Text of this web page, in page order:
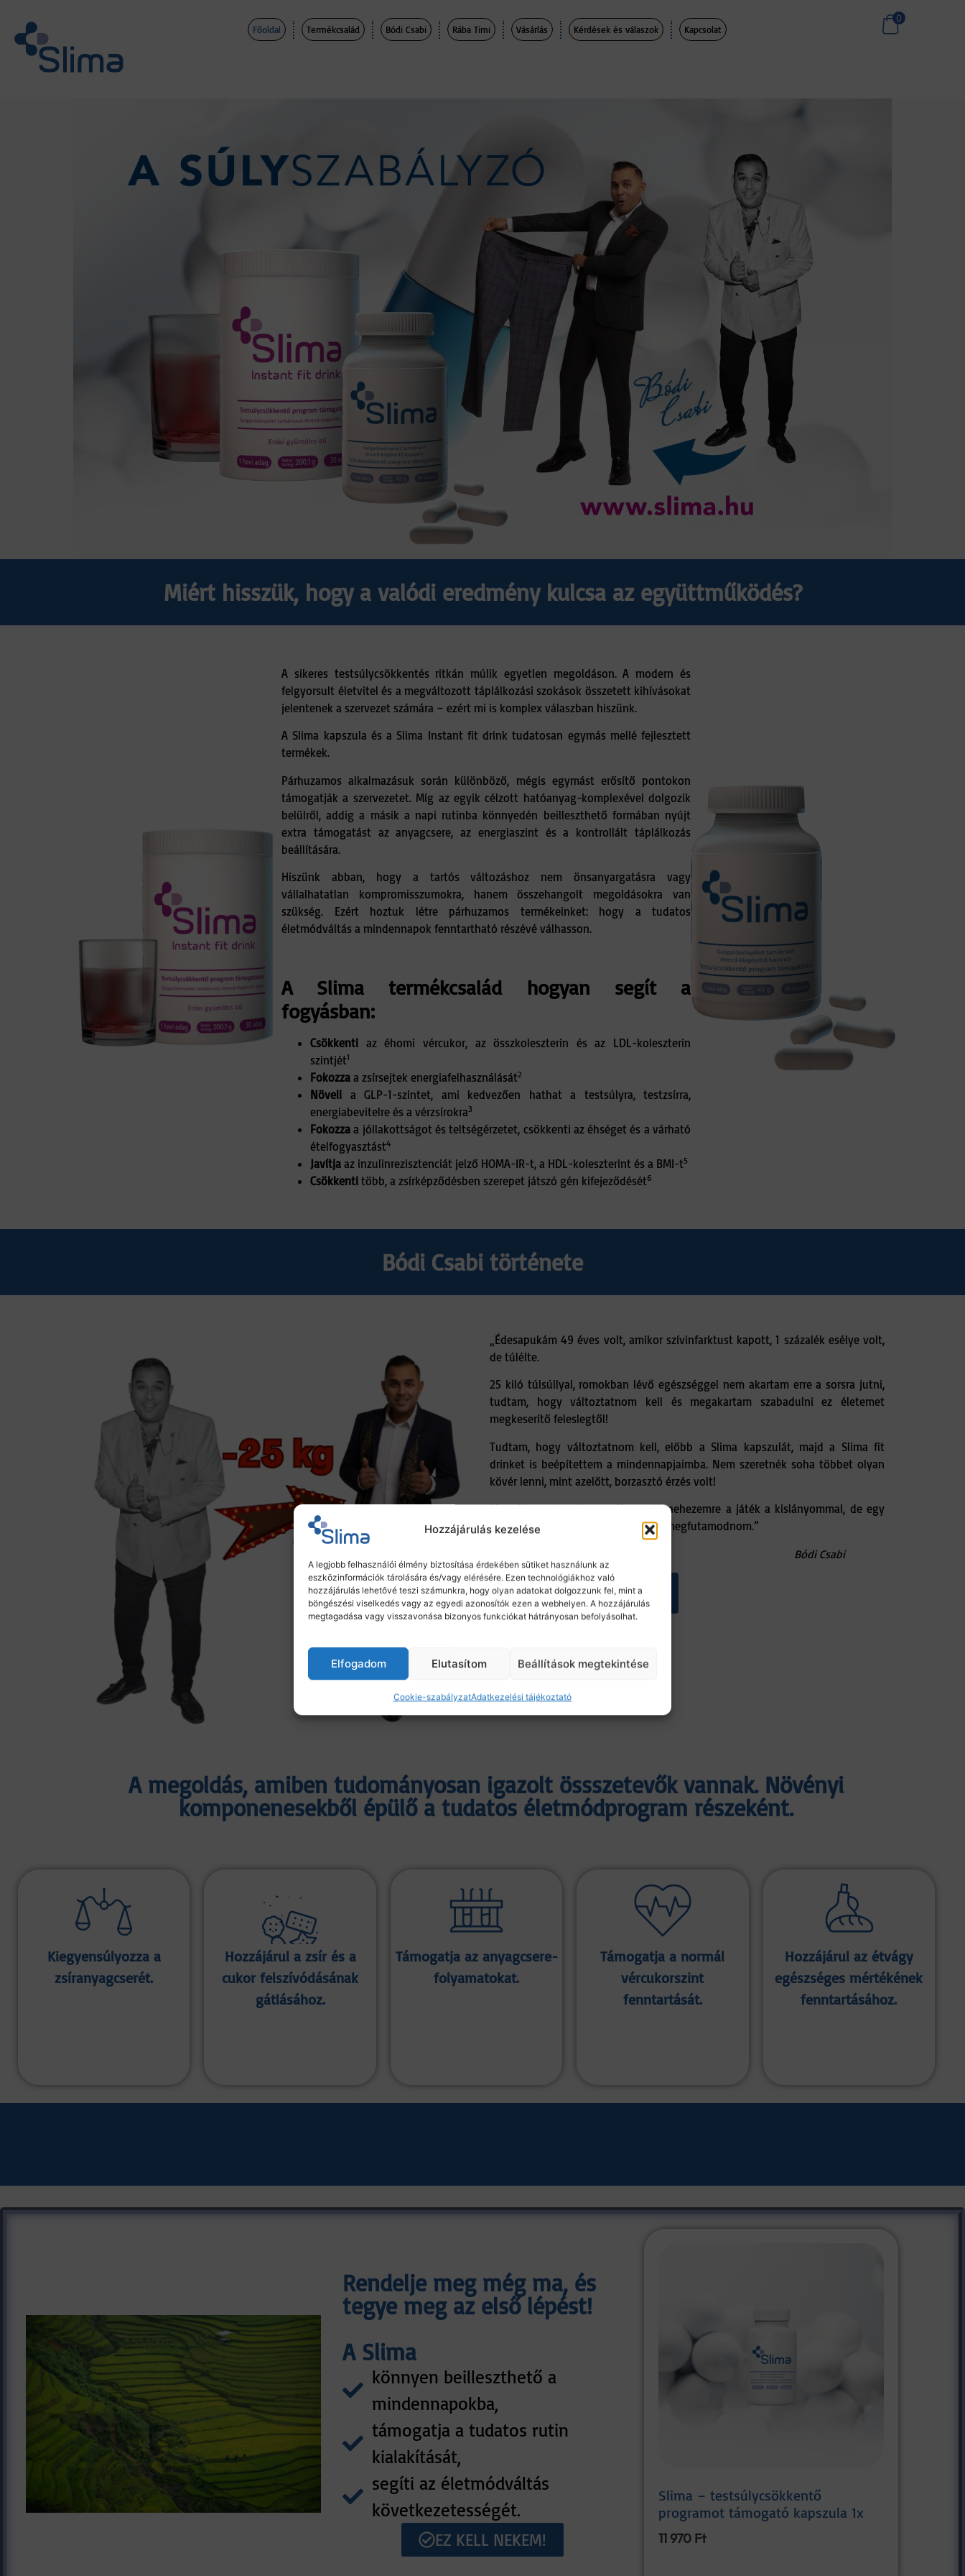
Hozzájárulás kezelése
A legjobb felhasználói élmény biztosítása érdekében sütiket használunk az
eszközinformációk tárolására és/vagy elérésére. Ezen technológiákhoz való
hozzájárulás lehetővé teszi számunkra, hogy olyan adatokat dolgozzunk fel, mint a
böngészési viselkedés vagy az egyedi azonosítók ezen a webhelyen. A hozzájárulás
megtagadása vagy visszavonása bizonyos funkciókat hátrányosan befolyásolhat.
Elfogadom Elutasítom Beállítások megtekintése
Cookie-szabályzatAdatkezelési tájékoztató
Főoldal Termékcsalád Bódi Csabi Rába Timi Vásárlás Kérdések és válaszok Kapcsolat
0
Miért hisszük, hogy a valódi eredmény kulcsa az együttműködés?
A sikeres testsúlycsökkentés ritkán múlik egyetlen megoldáson. A modern és
felgyorsult életvitel és a megváltozott táplálkozási szokások összetett kihívásokat
jelentenek a szervezet számára – ezért mi is komplex válaszban hiszünk.
A Slima kapszula és a Slima Instant fit drink tudatosan egymás mellé fejlesztett
termékek.
Párhuzamos alkalmazásuk során különböző, mégis egymást erősítő pontokon
támogatják a szervezetet. Míg az egyik célzott hatóanyag-komplexével dolgozik
belülről, addig a másik a napi rutinba könnyedén beilleszthető formában nyújt
extra támogatást az anyagcsere, az energiaszint és a kontrollált táplálkozás
beállítására.
Hiszünk abban, hogy a tartós változáshoz nem önsanyargatásra vagy
vállalhatatlan kompromisszumokra, hanem összehangolt megoldásokra van
szükség. Ezért hoztuk létre párhuzamos termékeinket: hogy a tudatos
életmódváltás a mindennapok fenntartható részévé válhasson.
A Slima termékcsalád hogyan segít a
fogyásban:
Csökkenti az éhomi vércukor, az összkoleszterin és az LDL-koleszterin
szintjét1
Fokozza a zsírsejtek energiafelhasználását2
Növeli a GLP-1-szintet, ami kedvezően hathat a testsúlyra, testzsírra,
energiabevitelre és a vérzsírokra3
Fokozza a jóllakottságot és teltségérzetet, csökkenti az éhséget és a várható
ételfogyasztást4
Javítja az inzulinrezisztenciát jelző HOMA-IR-t, a HDL-koleszterint és a BMI-t5
Csökkenti több, a zsírképződésben szerepet játszó gén kifejeződését6
Bódi Csabi története
„Édesapukám 49 éves volt, amikor szívinfarktust kapott, 1 százalék esélye volt,
de túlélte.
25 kiló túlsúllyal, romokban lévő egészséggel nem akartam erre a sorsra jutni,
tudtam, hogy változtatnom kell és megakartam szabadulni ez életemet
megkeserítő feleslegtől!
Tudtam, hogy változtatnom kell, előbb a Slima kapszulát, majd a Slima fit
drinket is beépítettem a mindennapjaimba. Nem szeretnék soha többet olyan
kövér lenni, mint azelőtt, borzasztó érzés volt!
Megváltozott az életem. Nem esik nehezemre a játék a kislányommal, de egy
családi kirándulás elől sem kell már megfutamodnom.”
Bódi Csabi
Tovább a termékhez
A megoldás, amiben tudományosan igazolt össszetevők vannak. Növényi
komponenesekből épülő a tudatos életmódprogram részeként.
Kiegyensúlyozza a
zsíranyagcserét.
Hozzájárul a zsír és a
cukor felszívódásának
gátlásához.
Támogatja az anyagcsere-
folyamatokat.
Támogatja a normál
vércukorszint
fenntartását.
Hozzájárul az étvágy
egészséges mértékének
fenntartásához.
Rendelje meg még ma, és
tegye meg az első lépést!
A Slima
könnyen beilleszthető a
mindennapokba,
támogatja a tudatos rutin
kialakítását,
segíti az életmódváltás
következetességét.
EZ KELL NEKEM!
Slima – testsúlycsökkentő
programot támogató kapszula 1x
11 970 Ft